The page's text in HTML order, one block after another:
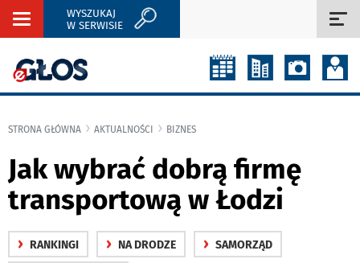
Rozwiń
WYSZUKAJ
W SERWISIE
STRONA GŁÓWNA AKTUALNOŚCI BIZNES
Jak wybrać dobrą firmę
transportową w Łodzi
› RANKINGI › NA DRODZE › SAMORZĄD